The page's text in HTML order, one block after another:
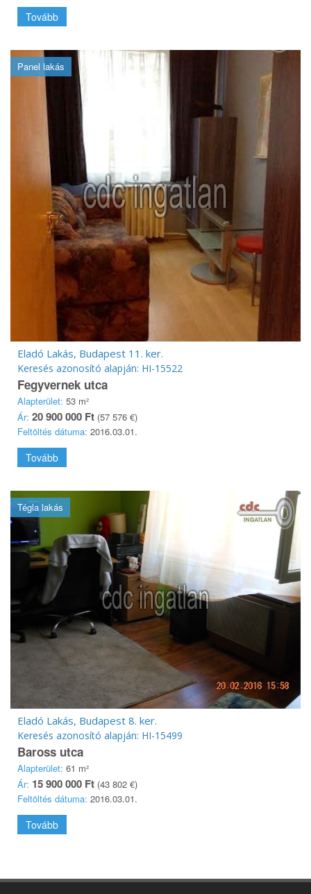
Tovább
Panel lakás
Eladó Lakás, Budapest 11. ker.
Keresés azonosító alapján: HI-15522
Fegyvernek utca
Alapterület: 53 m²
Ár: 20 900 000 Ft (57 576 €)
Feltöltés dátuma: 2016.03.01.
Tovább
Tégla lakás
Eladó Lakás, Budapest 8. ker.
Keresés azonosító alapján: HI-15499
Baross utca
Alapterület: 61 m²
Ár: 15 900 000 Ft (43 802 €)
Feltöltés dátuma: 2016.03.01.
Tovább